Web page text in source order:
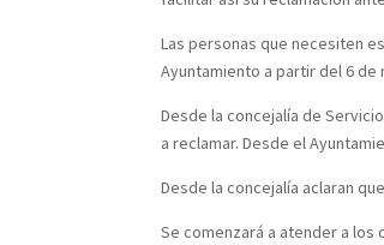
Las personas que necesiten
Ayuntamiento a partir del 6 de
Desde la concejalía de
a reclamar. Desde el
Desde la concejalía aclaran
Se comenzará a atender a los